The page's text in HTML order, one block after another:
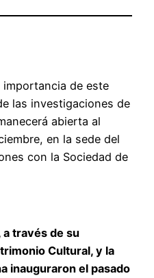
de este
las investigaciones de
abierta al
en la sede del
con la Sociedad de
a través de su
Cultural, y la
inauguraron el pasado